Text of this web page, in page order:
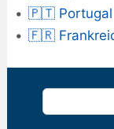
🇵🇹 Portugal
🇫🇷
Suchen